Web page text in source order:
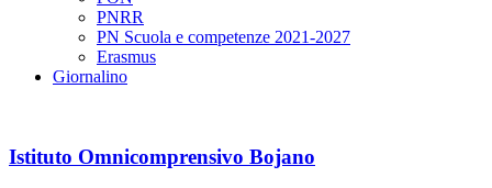
PNRR
PN Scuola e competenze 2021-2027
Erasmus
Giornalino
Istituto Omnicomprensivo Bojano